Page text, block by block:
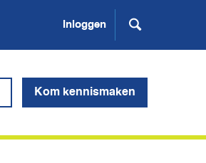
Inloggen
Kom kennismaken